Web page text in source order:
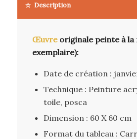
Description
Œuvreoriginale peinte à la
exemplaire):
Date de création :
Technique : Peinture
toile, posca
Dimension : 60 X 60 cm
Format du tableau :